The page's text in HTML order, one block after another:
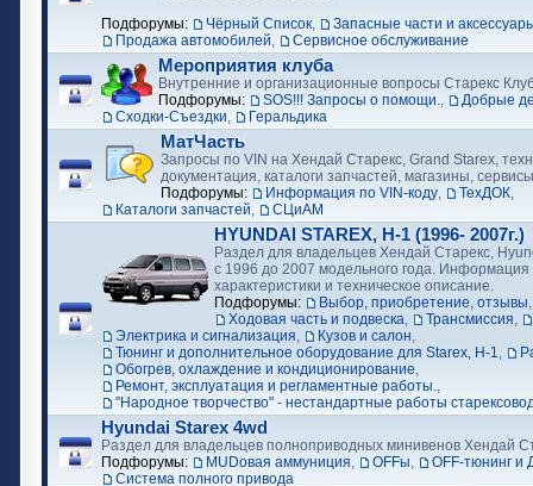
Подфорумы:
Чёрный Список,
Запасные части и
Продажа автомобилей, Сервисное обслуживание
Мероприятия клуба
Внутренние и организационные вопросы Старекс
Подфорумы:
SOS!!! Запросы о помощи.,
Добрые
Сходки-Съездки, Геральдика
МатЧасть
Запросы по VIN на Хендай Старекс, Grand Starex,
документация, каталоги запчастей, магазины, сервисы
Подфорумы:
Информация по VIN-коду, ТехДОК,
Каталоги запчастей, СЦиАМ
HYUNDAI STAREX, H-1 (1996- 2007г.)
Раздел для владельцев Хендай Старекс,
с 1996 до 2007 модельного года. Информация
характеристики и техническое описание.
Подфорумы:
Выбор, приобретение, отзывы
Ходовая часть и подвеска, Трансмиссия,
Электрика и сигнализация, Кузов и салон,
Тюнинг и дополнительное оборудование для Starex, H-1,
Обогрев, охлаждение и кондиционирование,
Ремонт, эксплуатация и регламентные работы.,
"Народное творчество" - нестандартные работы
Hyundai Starex 4wd
Раздел для владельцев полноприводных минивенов Хендай
Подфорумы:
MUDовая аммуниция, OFFы,
OFF-тюнинг и
Cистема полного привода